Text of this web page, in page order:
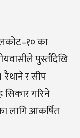
का
पुस्तौँदेखि
र सीप
सिकार गरिने
लागि आकर्षित